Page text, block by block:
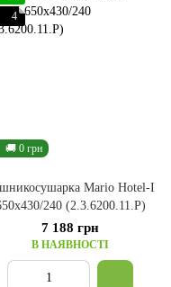
🚚 0 грн
4
Mario Hotel-І
240 (2.3.6200.11.P)
7 188 грн
В НАЯВНОСТІ